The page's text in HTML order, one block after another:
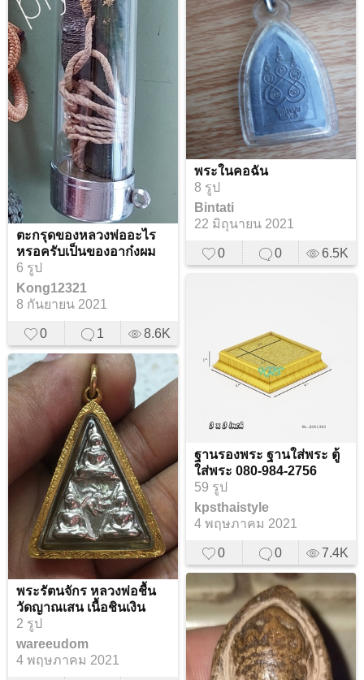
ตะกรุดของหลวงพ่ออะไร
หรอครับเป็นของอาก๋งผม
6 รูป
Kong12321
8 กันยายน 2021
0 1 8.6K
พระในคอฉัน
8 รูป
Bintati
22 มิถุนายน 2021
0 0 6.5K
ฐานรองพระ ฐานใส่พระ ตู้
ใส่พระ 080-984-2756
59 รูป
kpsthaistyle
4 พฤษภาคม 2021
0 0 7.4K
พระรัตนจักร หลวงพ่อชื้น
วัดญาณเสน เนื้อชินเงิน
2 รูป
wareeudom
4 พฤษภาคม 2021